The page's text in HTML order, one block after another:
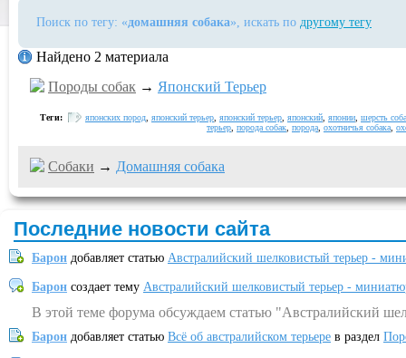
Поиск по тегу: «домашняя собака», искать по другому тегу
Найдено 2 материала
Породы собак → Японский Терьер
Теги: японских пород японский терьер японский терьер японский японии шерсть
терьер порода собак порода охотничья собака
Собаки → Домашняя собака
Последние новости сайта
Барон добавляет статью Австралийский шелковистый терьер -
Барон создает тему Австралийский шелковистый терьер -
В этой теме форума обсуждаем статью "Австралийский
Барон добавляет статью Всё об австралийском терьере в раздел